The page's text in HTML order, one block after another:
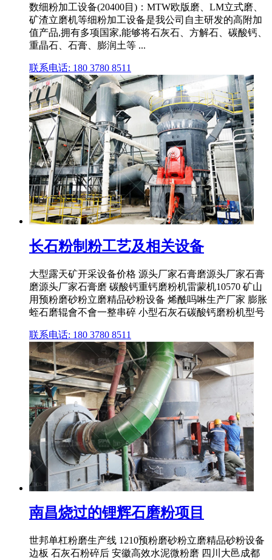
数细粉加工设备(20400目)：MTW欧版磨、LM立式磨、
矿渣立磨机等细粉加工设备是我公司自主研发的高附加
值产品,拥有多项国家,能够将石灰石、方解石、碳酸钙、
重晶石、石膏、膨润土等 ...
联系电话: 180 3780 8511
长石粉制粉工艺及相关设备
大型露天矿开采设备价格 源头厂家石膏磨源头厂家石膏
磨源头厂家石膏磨 碳酸钙重钙磨粉机雷蒙机10570 矿山
用预粉磨砂粉立磨精品砂粉设备 烯酰吗啉生产厂家 膨胀
蛭石磨辊會不會一整串碎 小型石灰石碳酸钙磨粉机型号
联系电话: 180 3780 8511
南昌烧过的锂辉石磨粉项目
世邦单杠粉磨生产线 1210预粉磨砂粉立磨精品砂粉设备
边板 石灰石粉碎后 安徽高效水泥微粉磨 四川大邑成都